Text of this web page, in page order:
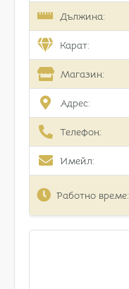
Дължина:
Карат:
Магазин:
Адрес:
Телефон:
Имейл:
Работно време: